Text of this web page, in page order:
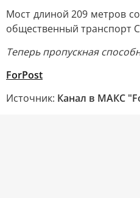
Мост длиной 209 метров
общественный транспорт
Теперь пропускная
ForPost
Источник: Канал в МАКС